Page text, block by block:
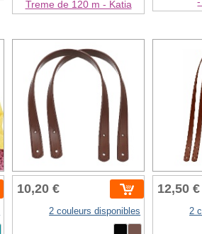
Treme de 120 m - Katia
10,20 €
2 couleurs disponibles
12,50 €
2